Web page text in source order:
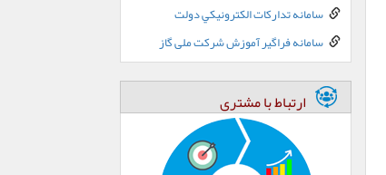
سامانه تدارکات الکترونيکي دولت
سامانه فراگیر آموزش شرکت ملی گاز
ارتباط با مشتری